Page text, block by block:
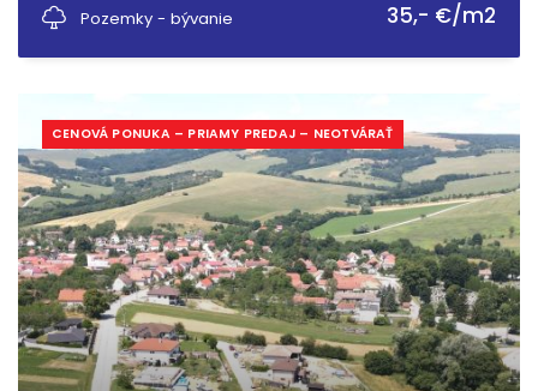
Pozemky - bývanie
35,- €/m2
CENOVÁ PONUKA – PRIAMY PREDAJ – NEOTVÁRAŤ